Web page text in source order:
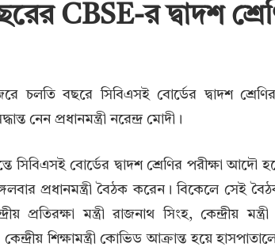
CBSE-র দ্বাদশ
চলতি বছরে সিবিএসই বোর্ডের দ্বাদশ শ্রেণির
নেন প্রধানমন্ত্রী নরেন্দ্র মোদী।
সিবিএসই বোর্ডের দ্বাদশ শ্রেণির পরীক্ষা আদৌ
প্রধানমন্ত্রী বৈঠক করেন। বিকেলে সেই
প্রতিরক্ষা মন্ত্রী রাজনাথ সিংহ, কেন্দ্রীয়
শিক্ষামন্ত্রী কোভিড আক্রান্ত হয়ে